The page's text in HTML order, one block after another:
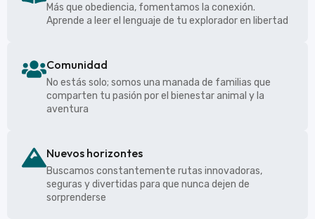
Más que obediencia, fomentamos la conexión.
Aprende a leer el lenguaje de tu explorador en libertad
Comunidad
No estás solo; somos una manada de familias que
comparten tu pasión por el bienestar animal y la
aventura
Nuevos horizontes
Buscamos constantemente rutas innovadoras,
seguras y divertidas para que nunca dejen de
sorprenderse